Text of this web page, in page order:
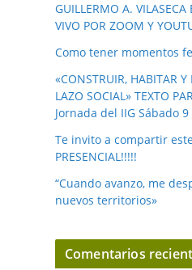
GUILLERMO A. VILASECA
VIVO POR ZOOM Y
Como tener momentos
«CONSTRUIR, HABITAR Y
LAZO SOCIAL» TEXTO
Jornada del IIG Sábado
Te invito a compartir
PRESENCIAL!!!!!
“Cuando avanzo, me
nuevos territorios»
Comentarios